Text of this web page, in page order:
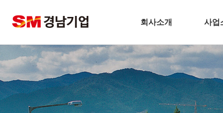
회사소개
기업개요
CEO 인사말
비전
주요연혁
사업
주택
토
플